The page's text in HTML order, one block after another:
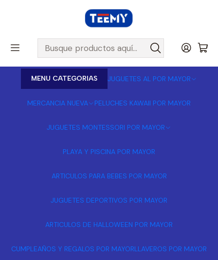
MENU CATEGORIAS JUGUETES AL POR MAYOR
MERCANCIA NUEVA PELUCHES KAWAII POR MAYOR
JUGUETES MONTESSORI POR MAYOR
PLAYA Y PISCINA POR MAYOR
ARTICULOS PARA BEBES POR MAYOR
JUGUETES DEPORTIVOS POR MAYOR
ARTICULOS DE HALLOWEEN POR MAYOR
CUMPLEAÑOS Y REGALOS POR MAYORLLAVEROS POR MAYOR